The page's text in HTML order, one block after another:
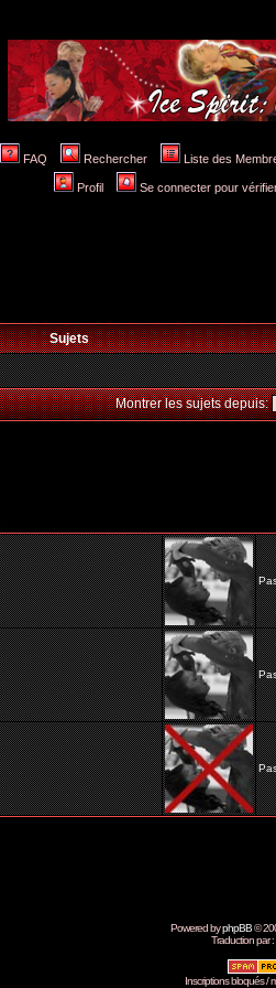
FAQ Rechercher Liste des
Profil Se connecter pour
Sujets
Montrer les sujets depuis:
Powered byphpBB©
Traduction par :
Inscriptions bloqués /